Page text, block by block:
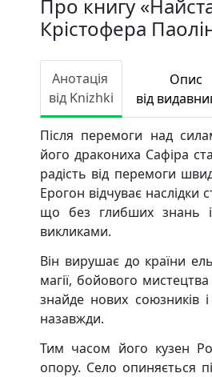
Про книгу
Крістофера
Анотація
від Knizhki
Опис
від
Після перемоги над
його дракониха Сафіра
радість від перемоги
Ерогон відчуває наслідки
що без глибших знань
викликами.
Він вирушає до країни
магії, бойового
знайде нових союзників
назавжди.
Тим часом його кузен
опору. Село опиняється